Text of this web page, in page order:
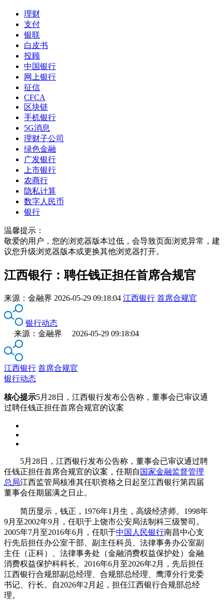
理财
支付
银联
白皮书
投顾
中国银行
网上银行
征信
CFCA
区块链
手机银行
5G消息
理财子公司
绿色金融
广发银行
上市银行
农商行
隐私计算
数字人民币
银行
温馨提示：
敬爱的用户，您的浏览器版本过低，会导致页面浏览异常，建
议您升级浏览器版本或更换其他浏览器打开。
江西银行：聘任钱正担任首席合规官
来源： 金融界 2026-05-29 09:18:04 江西银行 首席合规官
银行动态
来源：金融界 2026-05-29 09:18:04
江西银行 首席合规官
银行动态
核心提示5月28日，江西银行发布公告称，董事会已审议通
过聘任钱正担任首席合规官的议案
5月28日，江西银行发布公告称，董事会已审议通过聘
任钱正担任首席合规官的议案，任期自 国家金融监督管理
总局江西监管局核准其任职资格之日起至江西银行第四届
董事会任期届满之日止。
简历显示，钱正，1976年1月生，高级经济师。1998年
9月至2002年9月，任职于上饶市公安局法制科三级警司。
2005年7月至2016年6月，任职于中国人民银行南昌中心支
行先后担任办公室干部、副主任科员、法律事务办公室副
主任（正科）、法律事务处（金融消费权益保护处）金融
消费权益保护科科长。2016年6月至2026年2月，先后担任
江西银行合规部副总经理、合规部总经理、鹰潭分行党委
书记、行长。自2026年2月起，担任江西银行合规部总经
理。